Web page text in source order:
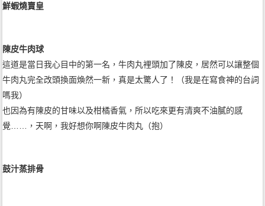
鮮蝦燒賣皇
陳皮牛肉球
這道是當日我心目中的第一名，牛肉丸裡頭加了陳皮，居然可以讓整個
牛肉丸完全改頭換面煥然一新，真是太驚人了！（我是在寫食神的台詞
嗎我）
也因為有陳皮的甘味以及柑橘香氣，所以吃來更有清爽不油膩的感
覺……，天啊，我好想你啊陳皮牛肉丸（抱）
鼓汁蒸排骨